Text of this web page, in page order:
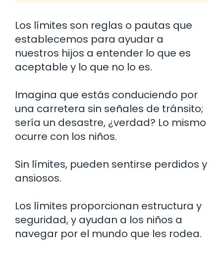
Los límites son reglas o pautas que
establecemos para ayudar a
nuestros hijos a entender lo que es
aceptable y lo que no lo es.
Imagina que estás conduciendo por
una carretera sin señales de tránsito;
sería un desastre, ¿verdad? Lo mismo
ocurre con los niños.
Sin límites, pueden sentirse perdidos y
ansiosos.
Los límites proporcionan estructura y
seguridad, y ayudan a los niños a
navegar por el mundo que les rodea.